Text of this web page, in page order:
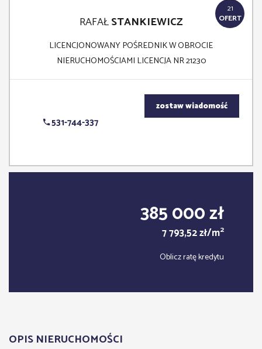
21
OFERT
RAFAŁSTANKIEWICZ
LICENCJONOWANY POŚREDNIK W OBROCIE
NIERUCHOMOŚCIAMI LICENCJA NR 21230
531-744-337
zostaw wiadomość
385 000 zł
7 793,52 zł/m2
Oblicz ratę kredytu
OPIS NIERUCHOMOŚCI